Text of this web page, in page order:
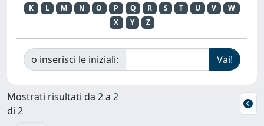
K
L M N O P Q R S T U V
W
X
Y Z
o inserisci le iniziali:
Mostrati risultati da 2 a 2
di 2